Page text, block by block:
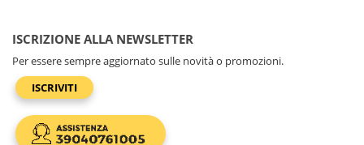
ISCRIZIONE ALLA NEWSLETTER
Per essere sempre aggiornato sulle novità o promozioni.
ISCRIVITI